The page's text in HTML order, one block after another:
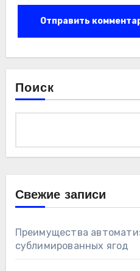
Поиск
Свежие записи
Преимущества
сублимированных ягод